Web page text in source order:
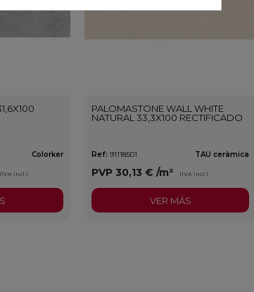
Colorker
(IVA incl.)
PALOMASTONE WALL WHITE
NATURAL 33,3X100 RECTIFICADO
Ref: 91118501 TAU ceràmica
PVP 30,13 €/m² (IVA incl.)
VER MÁS